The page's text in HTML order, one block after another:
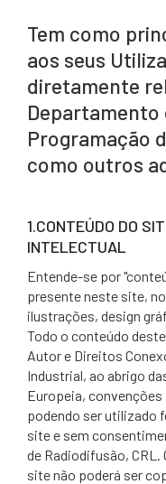
Tem como
aos seus
diretamente
Departamento
Programação
como outros
1.CONTEÚDO DO
INTELECTUAL
Entende-se por
presente neste site,
ilustrações, design
Todo o conteúdo
Autor e Direitos
Industrial, ao abrigo
Europeia,
podendo ser utilizado
site e sem
de Radiodifusão,
site não poderá ser